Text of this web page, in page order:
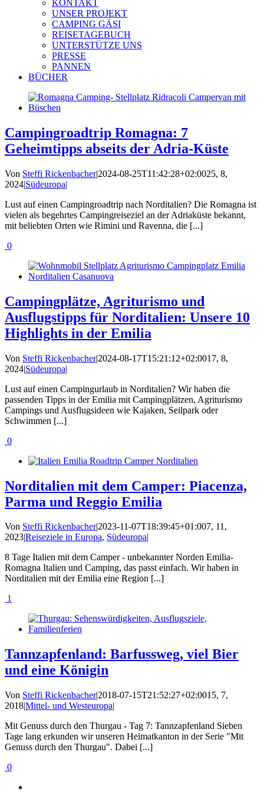
KONTAKT
UNSER PROJEKT
CAMPING GÄSI
REISETAGEBUCH
UNTERSTÜTZE UNS
PRESSE
PANNEN
BÜCHER
Campingroadtrip Romagna: 7
Geheimtipps abseits der Adria-Küste
Von Steffi Rickenbacher|2024-08-25T11:42:28+02:0025, 8,
2024|Südeuropa|
Lust auf einen Campingroadtrip nach Norditalien? Die Romagna ist
vielen als begehrtes Campingreiseziel an der Adriaküste bekannt,
mit beliebten Orten wie Rimini und Ravenna, die [...]
0
Campingplätze, Agriturismo und
Ausflugstipps für Norditalien: Unsere 10
Highlights in der Emilia
Von Steffi Rickenbacher|2024-08-17T15:21:12+02:0017, 8,
2024|Südeuropa|
Lust auf einen Campingurlaub in Norditalien? Wir haben die
passenden Tipps in der Emilia mit Campingplätzen, Agriturismo
Campings und Ausflugsideen wie Kajaken, Seilpark oder
Schwimmen [...]
0
Norditalien mit dem Camper: Piacenza,
Parma und Reggio Emilia
Von Steffi Rickenbacher|2023-11-07T18:39:45+01:007, 11,
2023|Reiseziele in Europa, Südeuropa|
8 Tage Italien mit dem Camper - unbekannter Norden Emilia-
Romagna Italien und Camping, das passt einfach. Wir haben in
Norditalien mit der Emilia eine Region [...]
1
Tannzapfenland: Barfussweg, viel Bier
und eine Königin
Von Steffi Rickenbacher|2018-07-15T21:52:27+02:0015, 7,
2018|Mittel- und Westeuropa|
Mit Genuss durch den Thurgau - Tag 7: Tannzapfenland Sieben
Tage lang erkunden wir unseren Heimatkanton in der Serie "Mit
Genuss durch den Thurgau". Dabei [...]
0